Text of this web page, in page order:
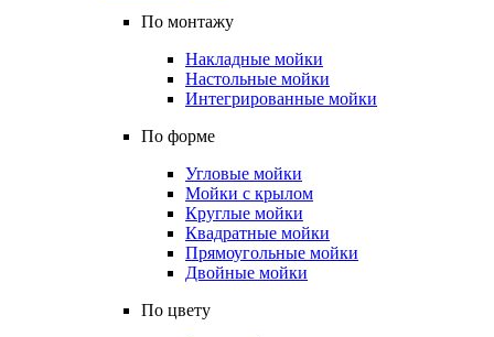
По монтажу
Накладные мойки
Настольные мойки
Интегрированные мойки
По форме
Угловые мойки
Мойки с крылом
Круглые мойки
Квадратные мойки
Прямоугольные мойки
Двойные мойки
По цвету